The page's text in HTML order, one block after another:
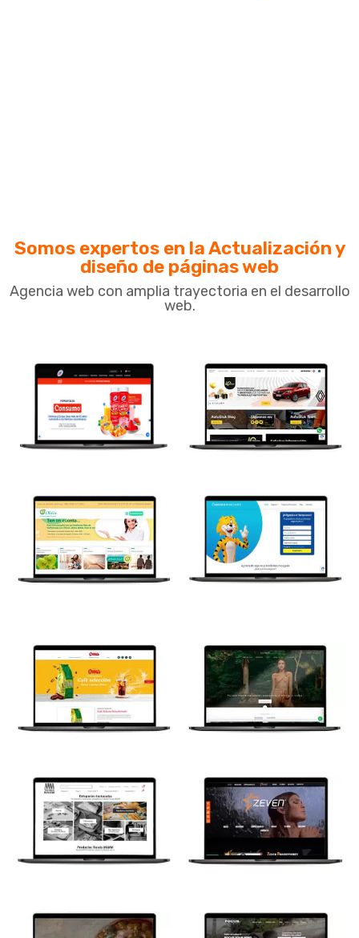
Somos expertos en la Actualización y
diseño de páginas web
Agencia web con amplia trayectoria en el desarrollo
web.